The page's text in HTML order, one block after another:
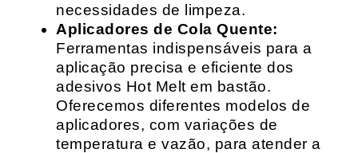
necessidades de limpeza.
Aplicadores de Cola Quente:
Ferramentas indispensáveis para a
aplicação precisa e eficiente dos
adesivos Hot Melt em bastão.
Oferecemos diferentes modelos de
aplicadores, com variações de
temperatura e vazão, para atender a